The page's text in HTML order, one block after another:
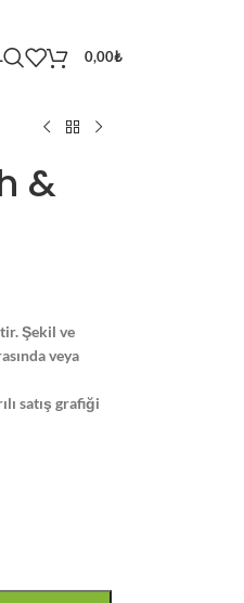
0,00₺
&
Şekil ve
veya
satış grafiği